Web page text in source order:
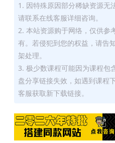
1. 因特殊原因部分稀缺资源无
请联系在线客服详细咨询。
2. 本站资源购于网络，仅供参
有。若侵犯到您的权益，请告
架处理。
3. 极少数课程可能因为课程包
盘分享链接失效，如遇到课程
客服获取新下载链接。